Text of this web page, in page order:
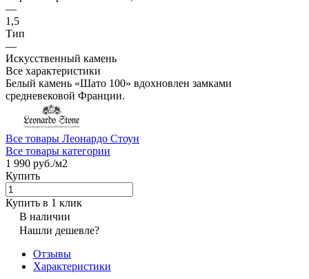
—
1,5
Тип
—
Искусственный камень
Все характеристики
Белый камень «Шато 100» вдохновлен замками
средневековой Франции.
Все товары Леонардо Стоун
Все товары категории
1 990 руб./м2
Купить
Купить в 1 клик
В наличии
Нашли дешевле?
Отзывы
Характеристики